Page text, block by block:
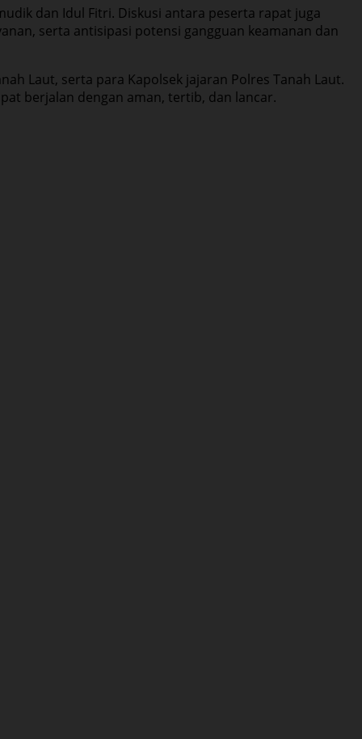
dan Idul Fitri. Diskusi antara peserta rapat juga
serta antisipasi potensi gangguan keamanan dan
Laut, serta para Kapolsek jajaran Polres Tanah Laut.
berjalan dengan aman, tertib, dan lancar.